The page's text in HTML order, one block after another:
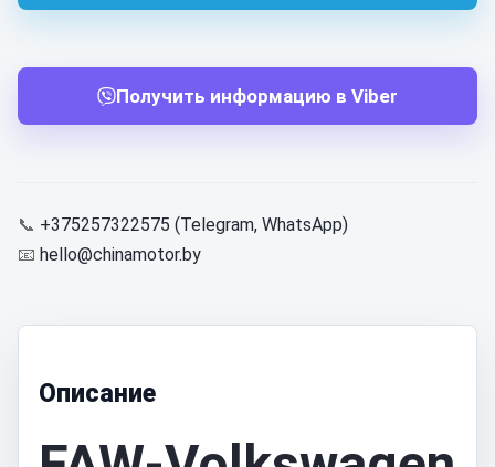
Получить информацию в Viber
📞 +375257322575 (Telegram, WhatsApp)
📧 hello@chinamotor.by
Описание